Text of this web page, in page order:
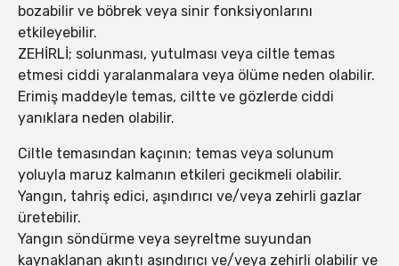
bozabilir ve böbrek veya sinir fonksiyonlarını
etkileyebilir.
ZEHİRLİ; solunması, yutulması veya ciltle temas
etmesi ciddi yaralanmalara veya ölüme neden olabilir.
Erimiş maddeyle temas, ciltte ve gözlerde ciddi
yanıklara neden olabilir.
Ciltle temasından kaçının; temas veya solunum
yoluyla maruz kalmanın etkileri gecikmeli olabilir.
Yangın, tahriş edici, aşındırıcı ve/veya zehirli gazlar
üretebilir.
Yangın söndürme veya seyreltme suyundan
kaynaklanan akıntı aşındırıcı ve/veya zehirli olabilir ve